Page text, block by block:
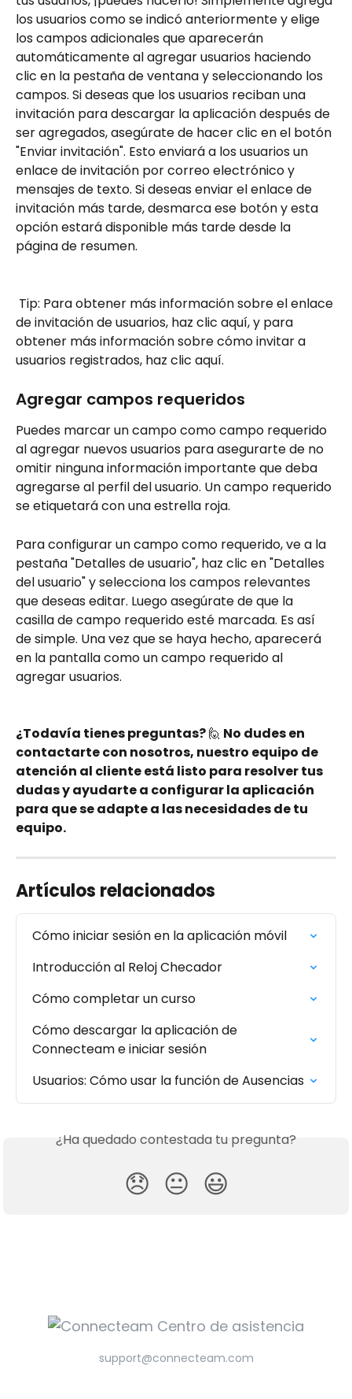
los usuarios como se indicó anteriormente y elige
los campos adicionales que aparecerán
automáticamente al agregar usuarios haciendo
clic en la pestaña de ventana y seleccionando los
campos. Si deseas que los usuarios reciban una
invitación para descargar la aplicación después de
ser agregados, asegúrate de hacer clic en el botón
"Enviar invitación". Esto enviará a los usuarios un
enlace de invitación por correo electrónico y
mensajes de texto. Si deseas enviar el enlace de
invitación más tarde, desmarca ese botón y esta
opción estará disponible más tarde desde la
página de resumen.
de invitación de usuarios, haz clic aquí, y para
obtener más información sobre cómo invitar a
usuarios registrados, haz clic aquí.
Agregar campos requeridos
Puedes marcar un campo como campo requerido
al agregar nuevos usuarios para asegurarte de no
omitir ninguna información importante que deba
agregarse al perfil del usuario. Un campo requerido
se etiquetará con una estrella roja.
Para configurar un campo como requerido, ve a la
pestaña "Detalles de usuario", haz clic en "Detalles
del usuario" y selecciona los campos relevantes
que deseas editar. Luego asegúrate de que la
casilla de campo requerido esté marcada. Es así
de simple. Una vez que se haya hecho, aparecerá
en la pantalla como un campo requerido al
agregar usuarios.
¿Todavía tienes preguntas? 🙋 No dudes en
contactarte con nosotros, nuestro equipo de
atención al cliente está listo para resolver tus
dudas y ayudarte a configurar la aplicación
para que se adapte a las necesidades de tu
equipo.
Artículos relacionados
Cómo iniciar sesión en la aplicación móvil
Introducción al Reloj Checador
Cómo completar un curso
Cómo descargar la aplicación de
Connecteam e iniciar sesión
Usuarios: Cómo usar la función de Ausencias
¿Ha quedado contestada tu pregunta?
😞 😐 😃
support@connecteam.com